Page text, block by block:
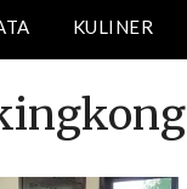
KULINER